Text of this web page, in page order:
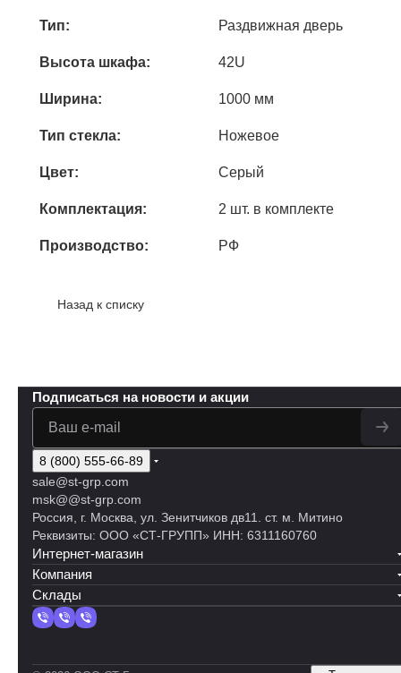
Тип: Раздвижная дверь
Высота шкафа: 42U
Ширина: 1000 мм
Тип стекла: Ножевое
Цвет: Серый
Комплектация: 2 шт. в комплекте
Производство: РФ
Назад к списку
Подписаться на новости и акции
8 (800) 555-66-89
sale@st-grp.com
msk@@st-grp.com
Россия, г. Москва, ул. Зенитчиков дв11. ст. м. Митино
Реквизиты: ООО «СТ-ГРУПП» ИНН: 6311160760
Интернет-магазин
Компания
Склады